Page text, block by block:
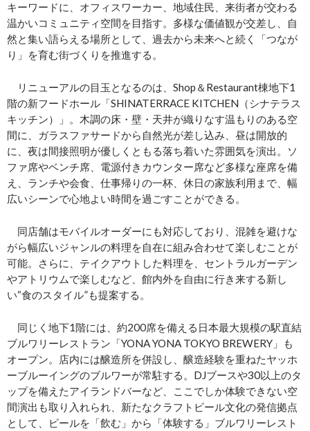
キーワードに、オフィスワーカー、地域住民、来街者が交わる
温かいコミュニティ空間を目指す。多様な価値観が交差し、自
然と集い語らえる場所として、過去から未来へと続く「つなが
り」を育む街づくりを推進する。
リニューアルの目玉となるのは、Shop＆Restaurant棟地下1
階の新フードホール「SHINATERRACE KITCHEN（シナテラス
キッチン）」。木調の床・壁・天井が織りなす温もりのある空
間に、ガラスファサードから自然光が差し込み、昼は開放的
に、夜は間接照明が優しくともる落ち着いた雰囲気を演出。ソ
ファ席やベンチ席、電源付きカウンター席など多様な座席を備
え、ランチや会食、仕事帰りの一杯、休日の家族利用まで、幅
広いシーンで心地よい時間を過ごすことができる。
同店舗はモバイルオーダーにも対応しており、混雑を避けな
がら幅広いジャンルの料理を自在に組み合わせて楽しむことが
可能。さらに、テイクアウトした料理を、セントラルガーデン
やアトリウムで楽しむなど、館内外を自由に行き来する新し
い“食のスタイル”も提案する。
同じく地下1階には、約200席を備える日本最大規模の駅直結
ブルワリーレストラン「YONA YONA TOKYO BREWERY」も
オープン。店内には醸造所を併設し、醸造経験を重ねたヤッホ
ーブルーイングのブルワーが常駐する。DJブースや30以上のタ
ップを備えたアイランドバーなど、ここでしか体験できない空
間演出も取り入れられ、新たなクラフトビール文化の発信拠点
として、ビールを「飲む」から「体験する」ブルワリーレスト